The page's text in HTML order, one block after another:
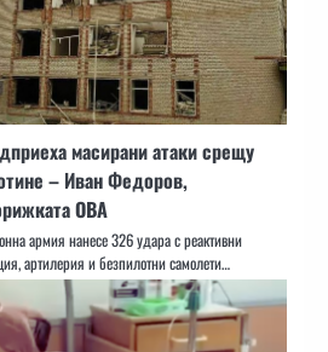
масирани атаки срещу
– Иван Федоров,
ОВА
армия нанесе 326 удара с реактивни
артилерия и безпилотни самолети…